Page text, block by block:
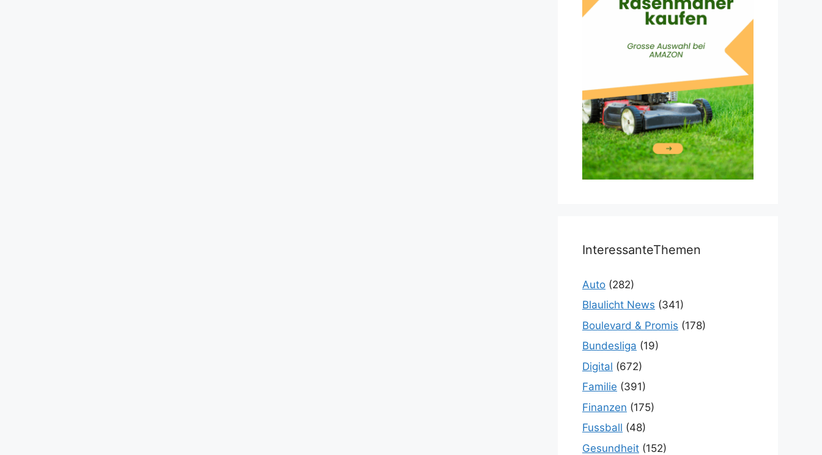
InteressanteThemen
Auto (282)
Blaulicht News (341)
Boulevard & Promis (178)
Bundesliga (19)
Digital (672)
Familie (391)
Finanzen (175)
Fussball (48)
Gesundheit (152)